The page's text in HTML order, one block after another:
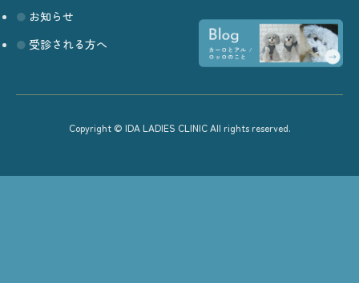
お知らせ
受診される方へ
Copyright © IDA LADIES CLINIC All rights reserved.